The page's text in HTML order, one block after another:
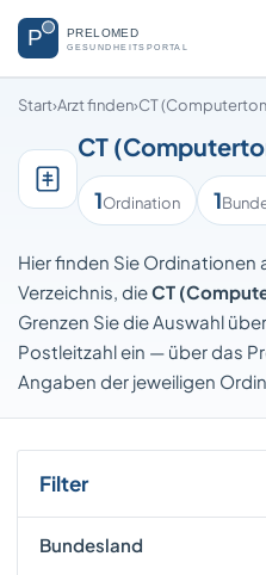
Start›Arzt finden›CT
CT
1Ordination 1
Hier finden Sie Ordinationen
Verzeichnis, dieCT
Grenzen Sie die Auswahl
Postleitzahl ein — über das
Angaben der jeweiligen
Filter
Bundesland